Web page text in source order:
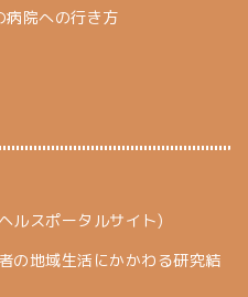
病院への行き方
ルスポータルサイト)
の地域生活にかかわる研究結